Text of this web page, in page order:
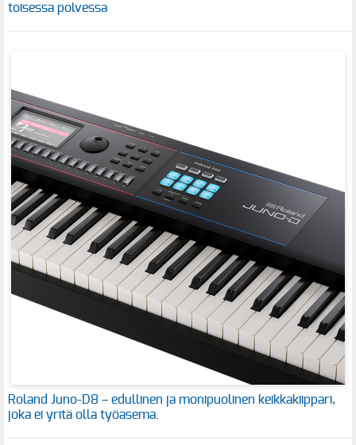
toisessa polvessa
Roland Juno-D8 – edullinen ja monipuolinen keikkakiippari,
joka ei yritä olla työasema.